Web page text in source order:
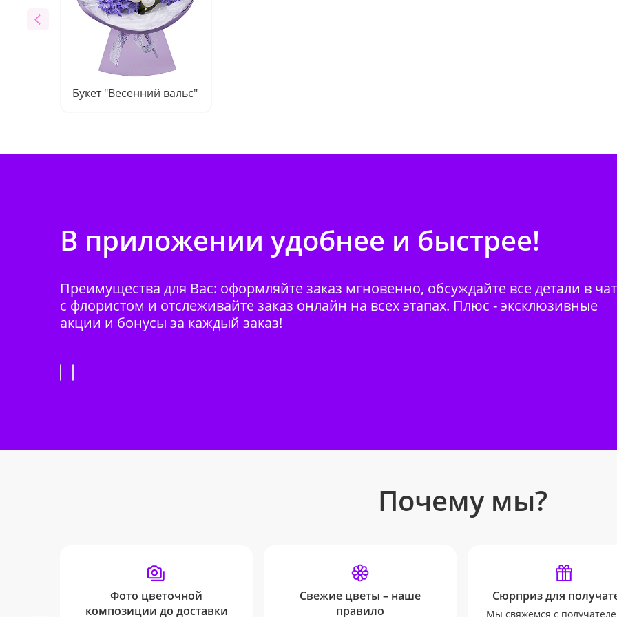
Букет "Весенний вальс"
В приложении удобнее и быстрее!
Преимущества для Вас: оформляйте заказ мгновенно, обсуждайте все детали в
с флористом и отслеживайте заказ онлайн на всех этапах. Плюс - эксклюзивные
акции и бонусы за каждый заказ!
Почему мы?
Фото цветочной
композиции до доставки
Свежие цветы – наше
правило
Сюрприз для
Мы свяжемся с